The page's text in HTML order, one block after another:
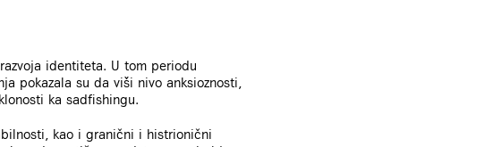
identiteta. U tom periodu
pokazala su da viši nivo anksioznosti,
ka sadfishingu.
kao i granični i histrionični